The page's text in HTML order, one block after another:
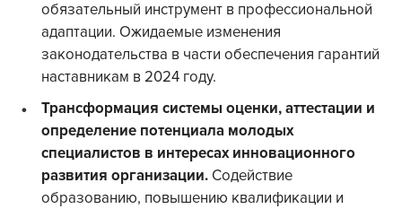
обязательный инструмент в профессиональной
адаптации. Ожидаемые изменения
законодательства в части обеспечения гарантий
наставникам в 2024 году.
Трансформация системы оценки, аттестации и
определение потенциала молодых
специалистов в интересах инновационного
развития организации. Содействие
образованию, повышению квалификации и